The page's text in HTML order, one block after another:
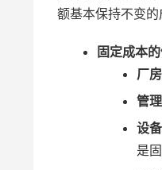
额基本保持不变
固定成本的
厂
管
设
是